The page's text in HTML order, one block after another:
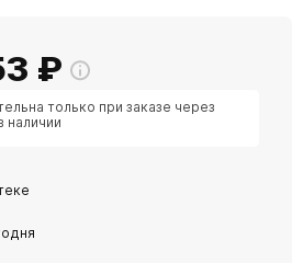
₽
только при заказе через
наличии